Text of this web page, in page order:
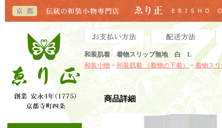
和装肌着 着物スリップ無地 白 L
和装小物 > 和装肌着 （着物の下着） > 着物ス
商品詳細